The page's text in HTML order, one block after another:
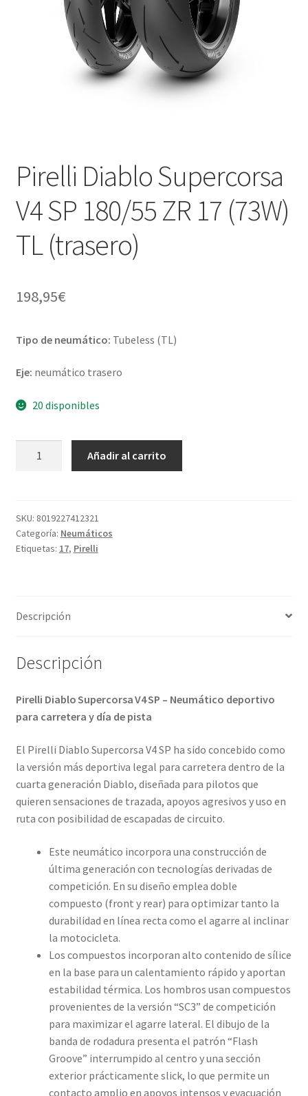
Pirelli Diablo Supercorsa
V4 SP 180/55 ZR 17 (73W)
TL (trasero)
198,95€
Tipo de neumático: Tubeless (TL)
Eje: neumático trasero
20 disponibles
SP
180/55
ZR
(trasero)
Añadir al carrito
SKU: 8019227412321
Categoría: Neumáticos
Etiquetas: 17, Pirelli
Descripción
Descripción
Pirelli Diablo Supercorsa V4 SP – Neumático deportivo
para carretera y día de pista
El Pirelli Diablo Supercorsa V4 SP ha sido concebido como
la versión más deportiva legal para carretera dentro de la
cuarta generación Diablo, diseñada para pilotos que
quieren sensaciones de trazada, apoyos agresivos y uso en
ruta con posibilidad de escapadas de circuito.
Este neumático incorpora una construcción de
última generación con tecnologías derivadas de
competición. En su diseño emplea doble
compuesto (front y rear) para optimizar tanto la
durabilidad en línea recta como el agarre al inclinar
la motocicleta.
Los compuestos incorporan alto contenido de sílice
en la base para un calentamiento rápido y aportan
estabilidad térmica. Los hombros usan compuestos
provenientes de la versión “SC3” de competición
para maximizar el agarre lateral. El dibujo de la
banda de rodadura presenta el patrón “Flash
Groove” interrumpido al centro y una sección
exterior prácticamente slick, lo que permite un
contacto amplio en apoyos intensos y evacuación